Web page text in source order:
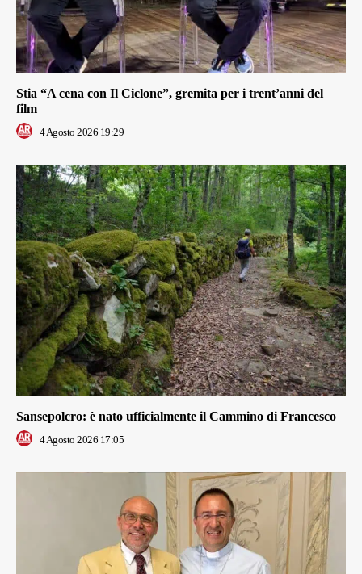
Stia “A cena con Il Ciclone”, gremita per i trent’anni del
film
4 Agosto 2026 19:29
Sansepolcro: è nato ufficialmente il Cammino di Francesco
4 Agosto 2026 17:05